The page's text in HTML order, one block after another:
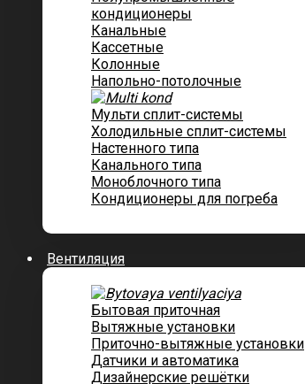
кондиционеры
Канальные
Кассетные
Колонные
Напольно-потолочные
Мульти сплит-системы
Холодильные сплит-системы
Настенного типа
Канального типа
Моноблочного типа
Кондиционеры для погреба
Вентиляция
Бытовая приточная
Вытяжные установки
Приточно-вытяжные установки
Датчики и автоматика
Дизайнерские решётки